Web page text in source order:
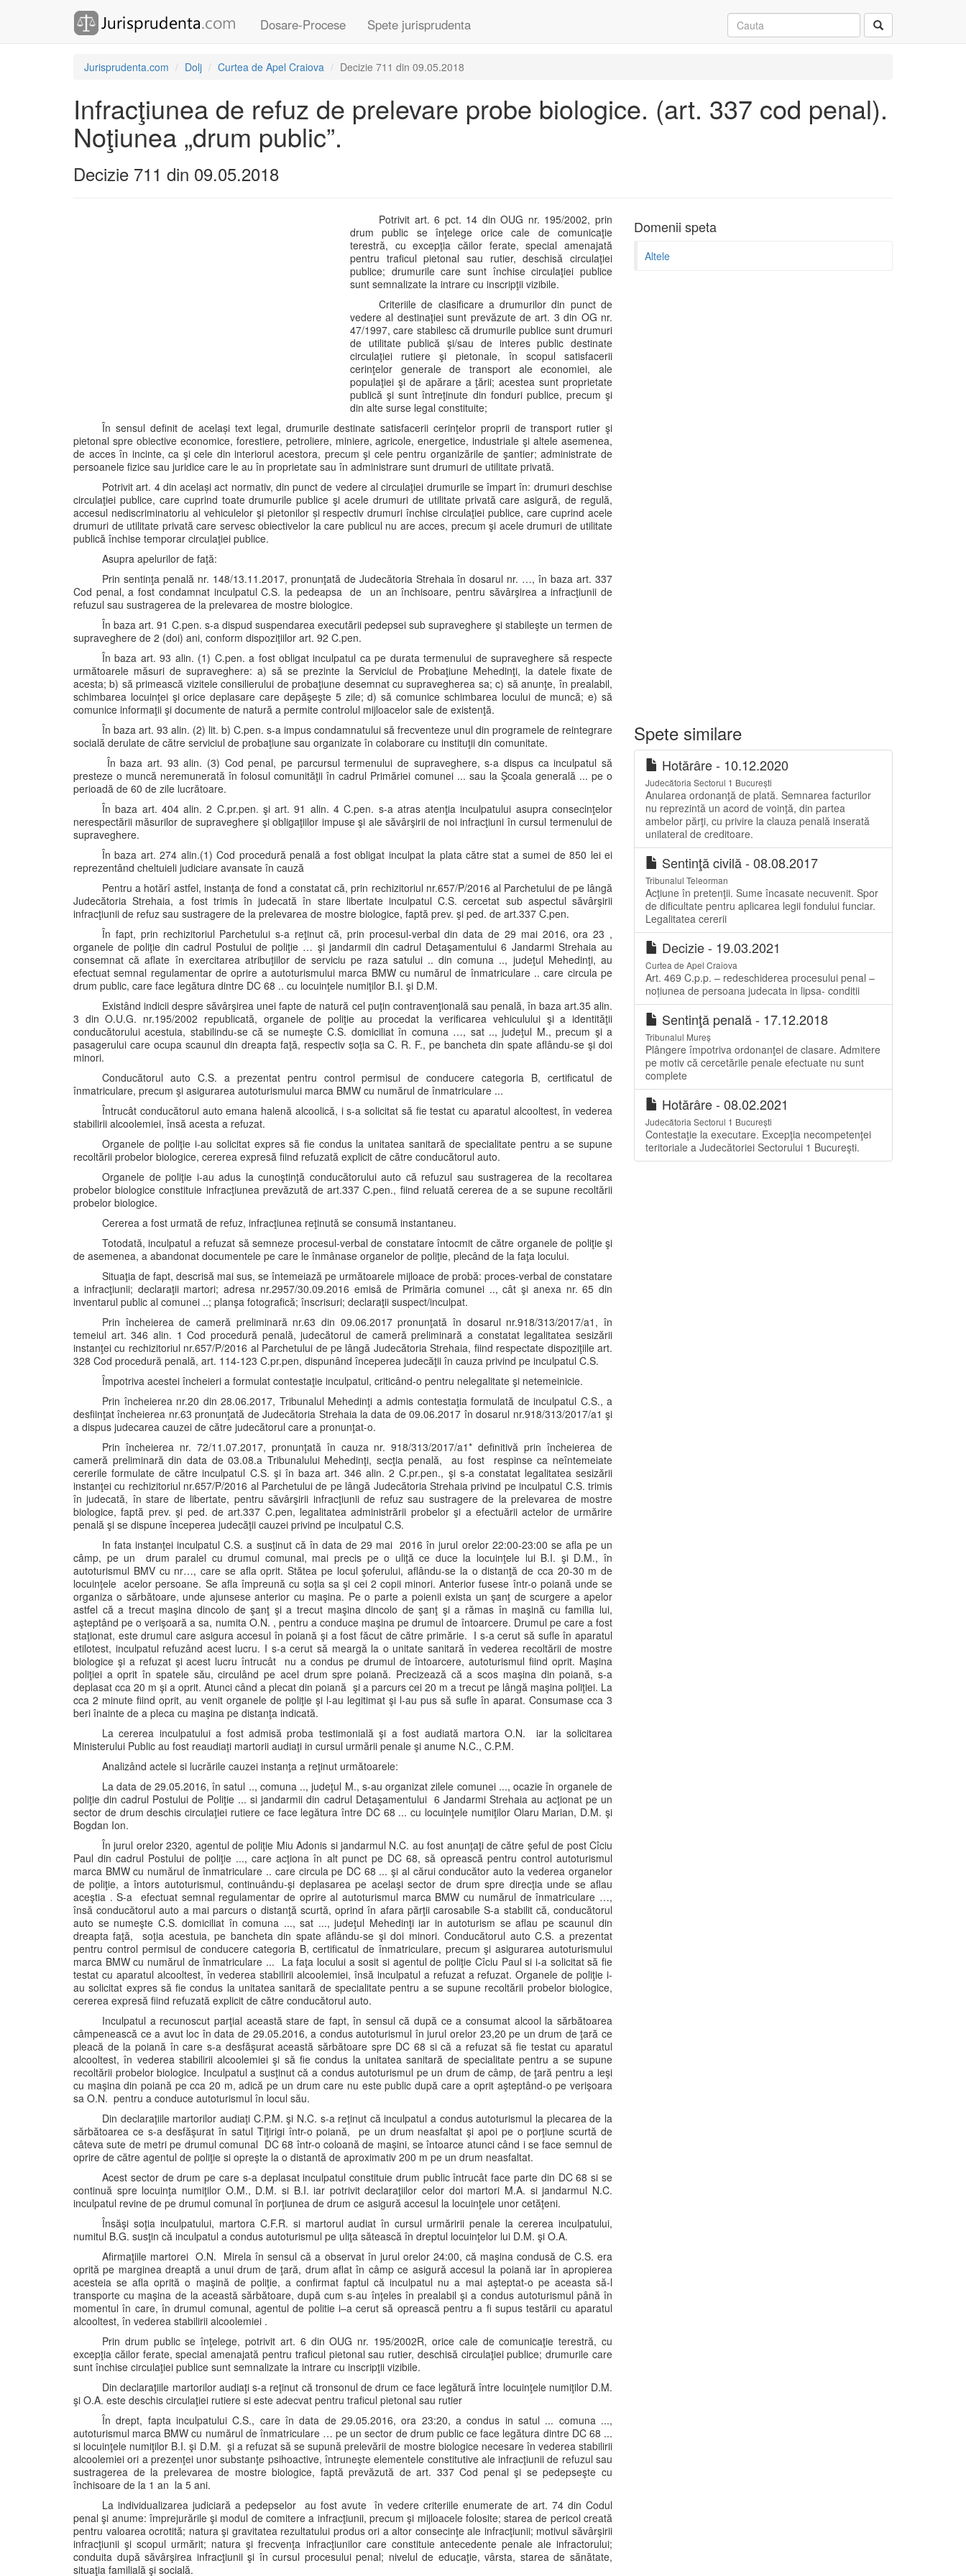
Dosare-Procese Spete jurisprudenta
Jurisprudenta.com Dolj Curtea de Apel Craiova Decizie 711 din 09.05.2018
Infracţiunea de refuz de prelevare probe biologice. (art. 337 cod penal).
Noţiunea „drum public”.
Decizie 711 din 09.05.2018
Potrivit art. 6 pct. 14 din OUG nr. 195/2002, prin
drum public se înţelege orice cale de comunicaţie
terestră, cu excepţia căilor ferate, special amenajată
pentru traficul pietonal sau rutier, deschisă circulaţiei
publice; drumurile care sunt închise circulaţiei publice
sunt semnalizate la intrare cu inscripţii vizibile.
Criteriile de clasificare a drumurilor din punct de
vedere al destinaţiei sunt prevăzute de art. 3 din OG nr.
47/1997, care stabilesc că drumurile publice sunt drumuri
de utilitate publică şi/sau de interes public destinate
circulaţiei rutiere şi pietonale, în scopul satisfacerii
cerinţelor generale de transport ale economiei, ale
populaţiei şi de apărare a ţării; acestea sunt proprietate
publică şi sunt întreţinute din fonduri publice, precum şi
din alte surse legal constituite;
În sensul definit de același text legal, drumurile destinate satisfacerii cerinţelor proprii de transport rutier şi
pietonal spre obiective economice, forestiere, petroliere, miniere, agricole, energetice, industriale şi altele asemenea,
de acces în incinte, ca şi cele din interiorul acestora, precum şi cele pentru organizările de şantier; administrate de
persoanele fizice sau juridice care le au în proprietate sau în administrare sunt drumuri de utilitate privată.
Potrivit art. 4 din același act normativ, din punct de vedere al circulaţiei drumurile se împart în: drumuri deschise
circulaţiei publice, care cuprind toate drumurile publice şi acele drumuri de utilitate privată care asigură, de regulă,
accesul nediscriminatoriu al vehiculelor şi pietonilor și respectiv drumuri închise circulaţiei publice, care cuprind acele
drumuri de utilitate privată care servesc obiectivelor la care publicul nu are acces, precum şi acele drumuri de utilitate
publică închise temporar circulaţiei publice.
Asupra apelurilor de faţă:
Prin sentinţa penală nr. 148/13.11.2017, pronunţată de Judecătoria Strehaia în dosarul nr. …, în baza art. 337
Cod penal, a fost condamnat inculpatul C.S. la pedeapsa de un an închisoare, pentru săvârşirea a infracţiunii de
refuzul sau sustragerea de la prelevarea de mostre biologice.
În baza art. 91 C.pen. s-a dispud suspendarea executării pedepsei sub supraveghere şi stabileşte un termen de
supraveghere de 2 (doi) ani, conform dispoziţiilor art. 92 C.pen.
În baza art. 93 alin. (1) C.pen. a fost obligat inculpatul ca pe durata termenului de supraveghere să respecte
următoarele măsuri de supraveghere: a) să se prezinte la Serviciul de Probaţiune Mehedinţi, la datele fixate de
acesta; b) să primească vizitele consilierului de probaţiune desemnat cu supravegherea sa; c) să anunţe, în prealabil,
schimbarea locuinţei şi orice deplasare care depăşeşte 5 zile; d) să comunice schimbarea locului de muncă; e) să
comunice informaţii şi documente de natură a permite controlul mijloacelor sale de existenţă.
În baza art. 93 alin. (2) lit. b) C.pen. s-a impus condamnatului să frecventeze unul din programele de reintegrare
socială derulate de către serviciul de probaţiune sau organizate în colaborare cu instituţii din comunitate.
În baza art. 93 alin. (3) Cod penal, pe parcursul termenului de supraveghere, s-a dispus ca inculpatul să
presteze o muncă neremunerată în folosul comunităţii în cadrul Primăriei comunei ... sau la Şcoala generală ... pe o
perioadă de 60 de zile lucrătoare.
În baza art. 404 alin. 2 C.pr.pen. şi art. 91 alin. 4 C.pen. s-a atras atenţia inculpatului asupra consecinţelor
nerespectării măsurilor de supraveghere şi obligaţiilor impuse şi ale săvârşirii de noi infracţiuni în cursul termenului de
supraveghere.
În baza art. 274 alin.(1) Cod procedură penală a fost obligat inculpat la plata către stat a sumei de 850 lei ei
reprezentând cheltuieli judiciare avansate în cauză
Pentru a hotărî astfel, instanţa de fond a constatat că, prin rechizitoriul nr.657/P/2016 al Parchetului de pe lângă
Judecătoria Strehaia, a fost trimis în judecată în stare libertate inculpatul C.S. cercetat sub aspectul săvârşirii
infracţiunii de refuz sau sustragere de la prelevarea de mostre biologice, faptă prev. şi ped. de art.337 C.pen.
În fapt, prin rechizitoriul Parchetului s-a reţinut că, prin procesul-verbal din data de 29 mai 2016, ora 23 ,
organele de poliţie din cadrul Postului de poliţie … şi jandarmii din cadrul Detaşamentului 6 Jandarmi Strehaia au
consemnat că aflate în exercitarea atribuţiilor de serviciu pe raza satului .. din comuna .., judeţul Mehedinţi, au
efectuat semnal regulamentar de oprire a autoturismului marca BMW cu numărul de înmatriculare .. care circula pe
drum public, care face legătura dintre DC 68 .. cu locuinţele numiţilor B.I. şi D.M.
Existând indicii despre săvârşirea unei fapte de natură cel puţin contravenţională sau penală, în baza art.35 alin.
3 din O.U.G. nr.195/2002 republicată, organele de poliţie au procedat la verificarea vehiculului şi a identităţii
conducătorului acestuia, stabilindu-se că se numeşte C.S. domiciliat în comuna …, sat .., judeţul M., precum şi a
pasagerului care ocupa scaunul din dreapta faţă, respectiv soţia sa C. R. F., pe bancheta din spate aflându-se şi doi
minori.
Conducătorul auto C.S. a prezentat pentru control permisul de conducere categoria B, certificatul de
înmatriculare, precum şi asigurarea autoturismului marca BMW cu numărul de înmatriculare ...
Întrucât conducătorul auto emana halenă alcoolică, i s-a solicitat să fie testat cu aparatul alcooltest, în vederea
stabilirii alcoolemiei, însă acesta a refuzat.
Organele de poliţie i-au solicitat expres să fie condus la unitatea sanitară de specialitate pentru a se supune
recoltării probelor biologice, cererea expresă fiind refuzată explicit de către conducătorul auto.
Organele de poliţie i-au adus la cunoştinţă conducătorului auto că refuzul sau sustragerea de la recoltarea
probelor biologice constituie infracţiunea prevăzută de art.337 C.pen., fiind reluată cererea de a se supune recoltării
probelor biologice.
Cererea a fost urmată de refuz, infracţiunea reţinută se consumă instantaneu.
Totodată, inculpatul a refuzat să semneze procesul-verbal de constatare întocmit de către organele de poliţie şi
de asemenea, a abandonat documentele pe care le înmânase organelor de poliţie, plecând de la faţa locului.
Situaţia de fapt, descrisă mai sus, se întemeiază pe următoarele mijloace de probă: proces-verbal de constatare
a infracţiunii; declaraţii martori; adresa nr.2957/30.09.2016 emisă de Primăria comunei .., cât şi anexa nr. 65 din
inventarul public al comunei ..; planşa fotografică; înscrisuri; declaraţii suspect/inculpat.
Prin încheierea de cameră preliminară nr.63 din 09.06.2017 pronunţată în dosarul nr.918/313/2017/a1, în
temeiul art. 346 alin. 1 Cod procedură penală, judecătorul de cameră preliminară a constatat legalitatea sesizării
instanţei cu rechizitoriul nr.657/P/2016 al Parchetului de pe lângă Judecătoria Strehaia, fiind respectate dispoziţiile art.
328 Cod procedură penală, art. 114-123 C.pr.pen, dispunând începerea judecăţii în cauza privind pe inculpatul C.S.
Împotriva acestei încheieri a formulat contestaţie inculpatul, criticând-o pentru nelegalitate şi netemeinicie.
Prin încheierea nr.20 din 28.06.2017, Tribunalul Mehedinţi a admis contestaţia formulată de inculpatul C.S., a
desfiinţat încheierea nr.63 pronunţată de Judecătoria Strehaia la data de 09.06.2017 în dosarul nr.918/313/2017/a1 şi
a dispus judecarea cauzei de către judecătorul care a pronunţat-o.
Prin încheierea nr. 72/11.07.2017, pronunţată în cauza nr. 918/313/2017/a1* definitivă prin încheierea de
cameră preliminară din data de 03.08.a Tribunalului Mehedinţi, secţia penală, au fost respinse ca neîntemeiate
cererile formulate de către inculpatul C.S. şi în baza art. 346 alin. 2 C.pr.pen., şi s-a constatat legalitatea sesizării
instanţei cu rechizitoriul nr.657/P/2016 al Parchetului de pe lângă Judecătoria Strehaia privind pe inculpatul C.S. trimis
în judecată, în stare de libertate, pentru săvârşirii infracţiunii de refuz sau sustragere de la prelevarea de mostre
biologice, faptă prev. şi ped. de art.337 C.pen, legalitatea administrării probelor şi a efectuării actelor de urmărire
penală şi se dispune începerea judecăţii cauzei privind pe inculpatul C.S.
In fata instanţei inculpatul C.S. a susţinut că în data de 29 mai 2016 în jurul orelor 22:00-23:00 se afla pe un
câmp, pe un drum paralel cu drumul comunal, mai precis pe o uliţă ce duce la locuinţele lui B.I. şi D.M., în
autoturismul BMV cu nr…, care se afla oprit. Stătea pe locul şoferului, aflându-se la o distanţă de cca 20-30 m de
locuinţele acelor persoane. Se afla împreună cu soţia sa şi cei 2 copii minori. Anterior fusese într-o poiană unde se
organiza o sărbătoare, unde ajunsese anterior cu maşina. Pe o parte a poienii exista un şanţ de scurgere a apelor
astfel că a trecut maşina dincolo de şanţ şi a trecut maşina dincolo de şanţ şi a rămas în maşină cu familia lui,
aşteptând pe o verişoară a sa, numita O.N. , pentru a conduce maşina pe drumul de întoarcere. Drumul pe care a fost
staţionat, este drumul care asigura accesul în poiană şi a fost făcut de către primărie. I s-a cerut să sufle în aparatul
etilotest, inculpatul refuzând acest lucru. I s-a cerut să meargă la o unitate sanitară în vederea recoltării de mostre
biologice şi a refuzat şi acest lucru întrucât nu a condus pe drumul de întoarcere, autoturismul fiind oprit. Maşina
poliţiei a oprit în spatele său, circulând pe acel drum spre poiană. Precizează că a scos maşina din poiană, s-a
deplasat cca 20 m şi a oprit. Atunci când a plecat din poiană şi a parcurs cei 20 m a trecut pe lângă maşina poliţiei. La
cca 2 minute fiind oprit, au venit organele de poliţie şi l-au legitimat şi l-au pus să sufle în aparat. Consumase cca 3
beri înainte de a pleca cu maşina pe distanţa indicată.
La cererea inculpatului a fost admisă proba testimonială şi a fost audiată martora O.N. iar la solicitarea
Ministerului Public au fost reaudiaţi martorii audiaţi in cursul urmării penale şi anume N.C., C.P.M.
Analizând actele si lucrările cauzei instanţa a reţinut următoarele:
La data de 29.05.2016, în satul .., comuna .., judeţul M., s-au organizat zilele comunei ..., ocazie în organele de
poliţie din cadrul Postului de Poliţie ... si jandarmii din cadrul Detaşamentului 6 Jandarmi Strehaia au acţionat pe un
sector de drum deschis circulaţiei rutiere ce face legătura între DC 68 ... cu locuinţele numiţilor Olaru Marian, D.M. şi
Bogdan Ion.
În jurul orelor 2320, agentul de poliţie Miu Adonis si jandarmul N.C. au fost anunţaţi de către şeful de post Cîciu
Paul din cadrul Postului de poliţie ..., care acţiona în alt punct pe DC 68, să oprească pentru control autoturismul
marca BMW cu numărul de înmatriculare .. care circula pe DC 68 ... şi al cărui conducător auto la vederea organelor
de poliţie, a întors autoturismul, continuându-şi deplasarea pe acelaşi sector de drum spre direcţia unde se aflau
aceştia . S-a efectuat semnal regulamentar de oprire al autoturismul marca BMW cu numărul de înmatriculare …,
însă conducătorul auto a mai parcurs o distanţă scurtă, oprind în afara părţii carosabile S-a stabilit că, conducătorul
auto se numeşte C.S. domiciliat în comuna ..., sat ..., judeţul Mehedinţi iar in autoturism se aflau pe scaunul din
dreapta faţă, soţia acestuia, pe bancheta din spate aflându-se şi doi minori. Conducătorul auto C.S. a prezentat
pentru control permisul de conducere categoria B, certificatul de înmatriculare, precum şi asigurarea autoturismului
marca BMW cu numărul de înmatriculare ... La faţa locului a sosit si agentul de poliţie Cîciu Paul si i-a solicitat să fie
testat cu aparatul alcooltest, în vederea stabilirii alcoolemiei, însă inculpatul a refuzat a refuzat. Organele de poliţie i-
au solicitat expres să fie condus la unitatea sanitară de specialitate pentru a se supune recoltării probelor biologice,
cererea expresă fiind refuzată explicit de către conducătorul auto.
Inculpatul a recunoscut parţial această stare de fapt, în sensul că după ce a consumat alcool la sărbătoarea
câmpenească ce a avut loc în data de 29.05.2016, a condus autoturismul în jurul orelor 23,20 pe un drum de ţară ce
pleacă de la poiană în care s-a desfăşurat această sărbătoare spre DC 68 si că a refuzat să fie testat cu aparatul
alcooltest, în vederea stabilirii alcoolemiei şi să fie condus la unitatea sanitară de specialitate pentru a se supune
recoltării probelor biologice. Inculpatul a susţinut că a condus autoturismul pe un drum de câmp, de ţară pentru a ieşi
cu maşina din poiană pe cca 20 m, adică pe un drum care nu este public după care a oprit aşteptând-o pe verişoara
sa O.N. pentru a conduce autoturismul în locul său.
Din declaraţiile martorilor audiaţi C.P.M. şi N.C. s-a reţinut că inculpatul a condus autoturismul la plecarea de la
sărbătoarea ce s-a desfăşurat în satul Tiţirigi într-o poiană, pe un drum neasfaltat şi apoi pe o porţiune scurtă de
câteva sute de metri pe drumul comunal DC 68 într-o coloană de maşini, se întoarce atunci când i se face semnul de
oprire de către agentul de poliţie si opreşte la o distantă de aproximativ 200 m pe un drum neasfaltat.
Acest sector de drum pe care s-a deplasat inculpatul constituie drum public întrucât face parte din DC 68 si se
continuă spre locuinţa numiţilor O.M., D.M. si B.I. iar potrivit declaraţiilor celor doi martori M.A. si jandarmul N.C.
inculpatul revine de pe drumul comunal în porţiunea de drum ce asigură accesul la locuinţele unor cetăţeni.
Însăşi soţia inculpatului, martora C.F.R. si martorul audiat în cursul urmăririi penale la cererea inculpatului,
numitul B.G. susţin că inculpatul a condus autoturismul pe uliţa sătească în dreptul locuinţelor lui D.M. şi O.A.
Afirmaţiile martorei O.N. Mirela în sensul că a observat în jurul orelor 24:00, că maşina condusă de C.S. era
oprită pe marginea dreaptă a unui drum de ţară, drum aflat în câmp ce asigură accesul la poiană iar în apropierea
acesteia se afla oprită o maşină de poliţie, a confirmat faptul că inculpatul nu a mai aşteptat-o pe aceasta să-l
transporte cu maşina de la această sărbătoare, după cum s-au înţeles în prealabil şi a condus autoturismul până în
momentul în care, în drumul comunal, agentul de politie i–a cerut să oprească pentru a fi supus testării cu aparatul
alcooltest, în vederea stabilirii alcoolemiei .
Prin drum public se înţelege, potrivit art. 6 din OUG nr. 195/2002R, orice cale de comunicaţie terestră, cu
excepţia căilor ferate, special amenajată pentru traficul pietonal sau rutier, deschisă circulaţiei publice; drumurile care
sunt închise circulaţiei publice sunt semnalizate la intrare cu inscripţii vizibile.
Din declaraţiile martorilor audiaţi s-a reţinut că tronsonul de drum ce face legătură între locuinţele numiţilor D.M.
şi O.A. este deschis circulaţiei rutiere si este adecvat pentru traficul pietonal sau rutier
În drept, fapta inculpatului C.S., care în data de 29.05.2016, ora 23:20, a condus in satul ... comuna ...,
autoturismul marca BMW cu numărul de înmatriculare … pe un sector de drum public ce face legătura dintre DC 68 ...
si locuinţele numiţilor B.I. şi D.M. şi a refuzat să se supună prelevării de mostre biologice necesare în vederea stabilirii
alcoolemiei ori a prezenţei unor substanţe psihoactive, întruneşte elementele constitutive ale infracţiunii de refuzul sau
sustragerea de la prelevarea de mostre biologice, faptă prevăzută de art. 337 Cod penal şi se pedepseşte cu
închisoare de la 1 an la 5 ani.
La individualizarea judiciară a pedepselor au fost avute în vedere criteriile enumerate de art. 74 din Codul
penal şi anume: împrejurările şi modul de comitere a infracţiunii, precum şi mijloacele folosite; starea de pericol creată
pentru valoarea ocrotită; natura şi gravitatea rezultatului produs ori a altor consecinţe ale infracţiunii; motivul săvârşirii
infracţiunii şi scopul urmărit; natura şi frecvenţa infracţiunilor care constituie antecedente penale ale infractorului;
conduita după săvârşirea infracţiunii şi în cursul procesului penal; nivelul de educaţie, vârsta, starea de sănătate,
situaţia familială şi socială.
Domenii speta
Altele
Spete similare
Hotărâre - 10.12.2020
Judecătoria Sectorul 1 București
Anularea ordonanţă de plată. Semnarea facturilor
nu reprezintă un acord de voinţă, din partea
ambelor părţi, cu privire la clauza penală inserată
unilateral de creditoare.
Sentinţă civilă - 08.08.2017
Tribunalul Teleorman
Acţiune în pretenţii. Sume încasate necuvenit. Spor
de dificultate pentru aplicarea legii fondului funciar.
Legalitatea cererii
Decizie - 19.03.2021
Curtea de Apel Craiova
Art. 469 C.p.p. – redeschiderea procesului penal –
noțiunea de persoana judecata in lipsa- conditii
Sentinţă penală - 17.12.2018
Tribunalul Mureș
Plângere împotriva ordonanţei de clasare. Admitere
pe motiv că cercetările penale efectuate nu sunt
complete
Hotărâre - 08.02.2021
Judecătoria Sectorul 1 București
Contestaţie la executare. Excepţia necompetenţei
teritoriale a Judecătoriei Sectorului 1 Bucureşti.